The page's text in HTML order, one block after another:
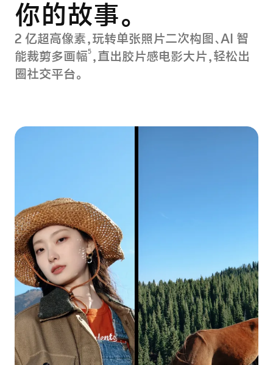
你的故事。
2 亿超高像素，玩转单张照片二次构图、AI 智
能裁剪多画幅5，直出胶片感电影大片，轻松出
圈社交平台。